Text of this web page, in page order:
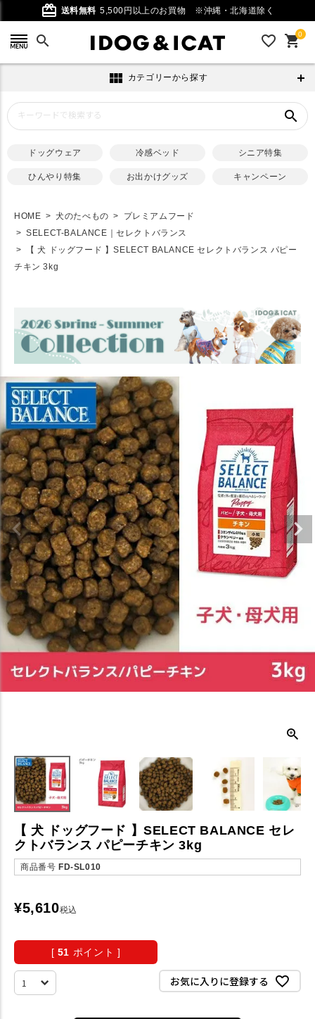
card_giftcard 送料無料 5,500円以上のお買物 ※沖縄・北海道除く
search favorite_outline 0
shopping_cart
view_module カテゴリーから探す
search
ドッグウェア 冷感ベッド シニア特集
ひんやり特集 お出かけグッズ キャンペーン
HOME 犬のたべもの
プレミアムフード
SELECT-BALANCE｜セレクトバランス
【 犬 ドッグフード 】SELECT BALANCE セレクトバランス パピー
チキン 3kg
【 犬 ドッグフード 】SELECT BALANCE セレ
クトバランス パピーチキン 3kg
商品番号 FD-SL010
¥5,610税込
[ 51 ポイント ]
お気に入りに登録する